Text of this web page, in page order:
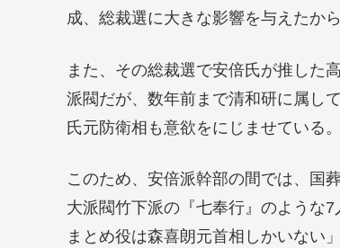
成、総裁選に大きな影響を与えたから
また、その総裁選で安倍氏が推した
派閥だが、数年前まで清和研に属し
氏元防衛相も意欲をにじませている。
このため、安倍派幹部の間では、国
大派閥竹下派の『七奉行』のような
まとめ役は森喜朗元首相しかいない